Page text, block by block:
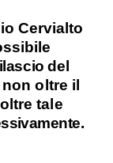
Cervialto
del
non oltre il
tale